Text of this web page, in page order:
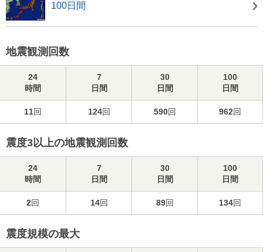
100日間
地震観測回数
24
時間
7
日間
30
日間
100
日間
11回 124回 590回 962回
震度3以上の地震観測回数
24
時間
7
日間
30
日間
100
日間
2回 14回 89回 134回
震度規模の最大